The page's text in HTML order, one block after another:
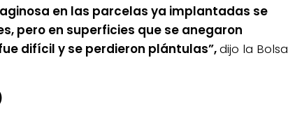
en las parcelas ya implantadas se
pero en superficies que se anegaron
difícil y se perdieron plántulas”,dijo la Bolsa